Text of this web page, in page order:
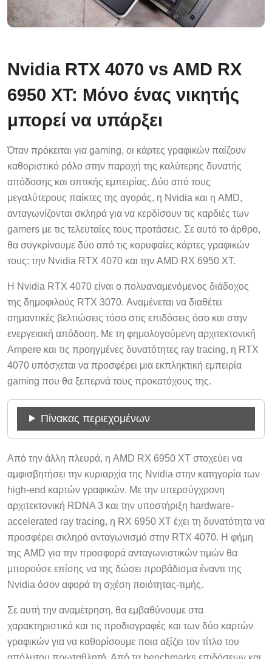
Nvidia RTX 4070 vs AMD RX
6950 XT: Μόνο ένας νικητής
μπορεί να υπάρξει
Όταν πρόκειται για gaming, οι κάρτες γραφικών παίζουν
καθοριστικό ρόλο στην παροχή της καλύτερης δυνατής
απόδοσης και οπτικής εμπειρίας. Δύο από τους
μεγαλύτερους παίκτες της αγοράς, η Nvidia και η AMD,
ανταγωνίζονται σκληρά για να κερδίσουν τις καρδιές των
gamers με τις τελευταίες τους προτάσεις. Σε αυτό το άρθρο,
θα συγκρίνουμε δύο από τις κορυφαίες κάρτες γραφικών
τους: την Nvidia RTX 4070 και την AMD RX 6950 XT.
Η Nvidia RTX 4070 είναι ο πολυαναμενόμενος διάδοχος
της δημοφιλούς RTX 3070. Αναμένεται να διαθέτει
σημαντικές βελτιώσεις τόσο στις επιδόσεις όσο και στην
ενεργειακή απόδοση. Με τη φημολογούμενη αρχιτεκτονική
Ampere και τις προηγμένες δυνατότητες ray tracing, η RTX
4070 υπόσχεται να προσφέρει μια εκπληκτική εμπειρία
gaming που θα ξεπερνά τους προκατόχους της.
Πίνακας περιεχομένων
Από την άλλη πλευρά, η AMD RX 6950 XT στοχεύει να
αμφισβητήσει την κυριαρχία της Nvidia στην κατηγορία των
high-end καρτών γραφικών. Με την υπερσύγχρονη
αρχιτεκτονική RDNA 3 και την υποστήριξη hardware-
accelerated ray tracing, η RX 6950 XT έχει τη δυνατότητα να
προσφέρει σκληρό ανταγωνισμό στην RTX 4070. Η φήμη
της AMD για την προσφορά ανταγωνιστικών τιμών θα
μπορούσε επίσης να της δώσει προβάδισμα έναντι της
Nvidia όσον αφορά τη σχέση ποιότητας-τιμής.
Σε αυτή την αναμέτρηση, θα εμβαθύνουμε στα
χαρακτηριστικά και τις προδιαγραφές και των δύο καρτών
γραφικών για να καθορίσουμε ποια αξίζει τον τίτλο του
απόλυτου πρωταθλητή. Από τα benchmarks επιδόσεων και